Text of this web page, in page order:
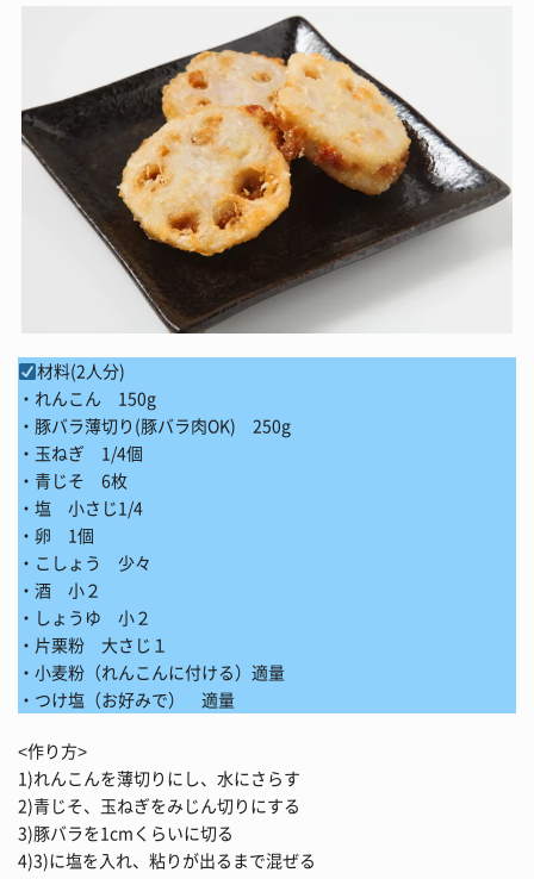
材料(2人分)
・れんこん 150g
・豚バラ薄切り(豚バラ肉OK) 250g
・玉ねぎ 1/4個
・青じそ 6枚
・塩 小さじ1/4
・卵 1個
・こしょう 少々
・酒 小２
・しょうゆ 小２
・片栗粉 大さじ１
・小麦粉（れんこんに付ける）適量
・つけ塩（お好みで） 適量
<作り方>
1)れんこんを薄切りにし、水にさらす
2)青じそ、玉ねぎをみじん切りにする
3)豚バラを1cmくらいに切る
4)3)に塩を入れ、粘りが出るまで混ぜる